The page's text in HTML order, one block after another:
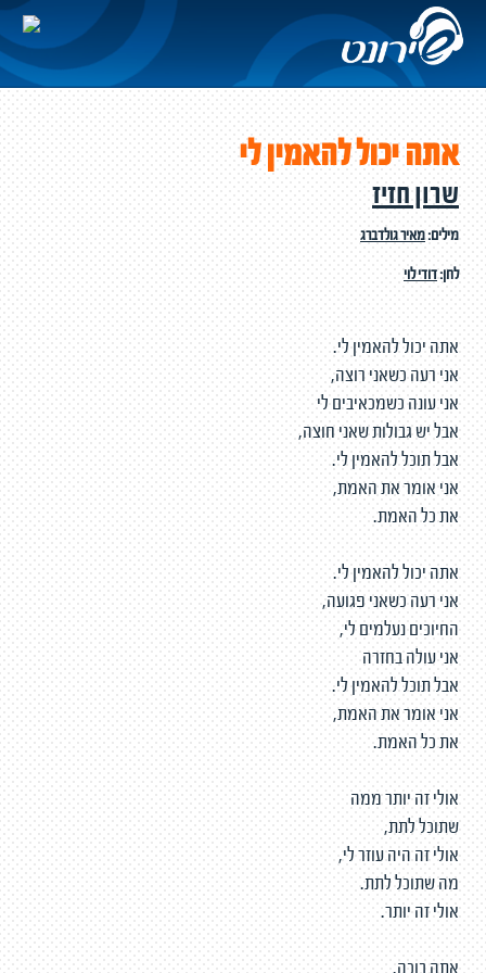
אתה יכול להאמין לי
שרון חזיז
מילים:מאיר גולדברג
לחן:דודי לוי
אתה יכול להאמין לי.
אני רעה כשאני רוצה,
אני עונה כשמכאיבים לי
אבל יש גבולות שאני חוצה,
אבל תוכל להאמין לי.
אני אומר את האמת,
את כל האמת.
אתה יכול להאמין לי.
אני רעה כשאני פגועה,
החיוכים נעלמים לי,
אני עולה בחזרה
אבל תוכל להאמין לי.
אני אומר את האמת,
את כל האמת.
אולי זה יותר ממה
שתוכל לתת,
אולי זה היה עוזר לי,
מה שתוכל לתת.
אולי זה יותר.